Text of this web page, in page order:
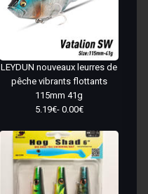
LEYDUN nouveaux leurres de
pêche vibrants flottants
115mm 41g
5.19€- 0.00€